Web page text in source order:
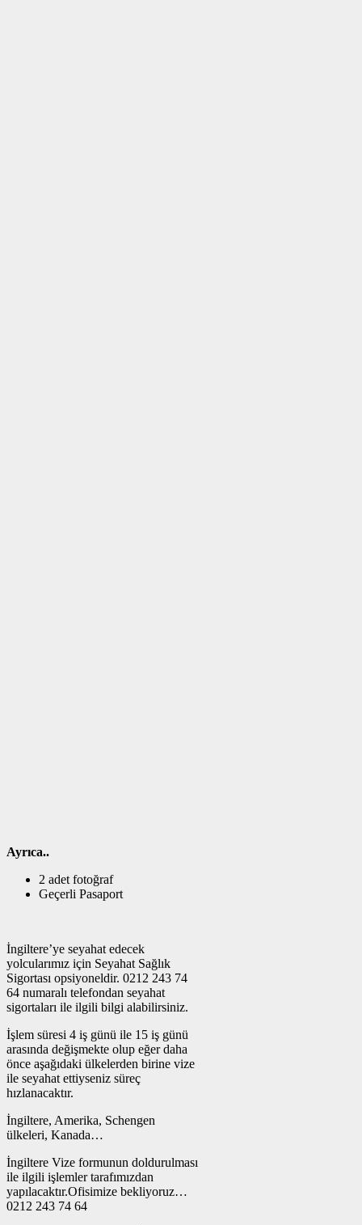
Ayrıca..
2 adet fotoğraf
Geçerli Pasaport
İngiltere’ye seyahat edecek
yolcularımız için Seyahat Sağlık
Sigortası opsiyoneldir. 0212 243 74
64 numaralı telefondan seyahat
sigortaları ile ilgili bilgi alabilirsiniz.
İşlem süresi 4 iş günü ile 15 iş günü
arasında değişmekte olup eğer daha
önce aşağıdaki ülkelerden birine vize
ile seyahat ettiyseniz süreç
hızlanacaktır.
İngiltere, Amerika, Schengen
ülkeleri, Kanada…
İngiltere Vize formunun doldurulması
ile ilgili işlemler tarafımızdan
yapılacaktır.Ofisimize bekliyoruz…
0212 243 74 64